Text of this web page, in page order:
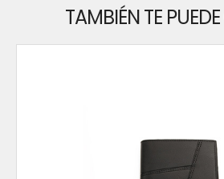
TAMBIÉN TE